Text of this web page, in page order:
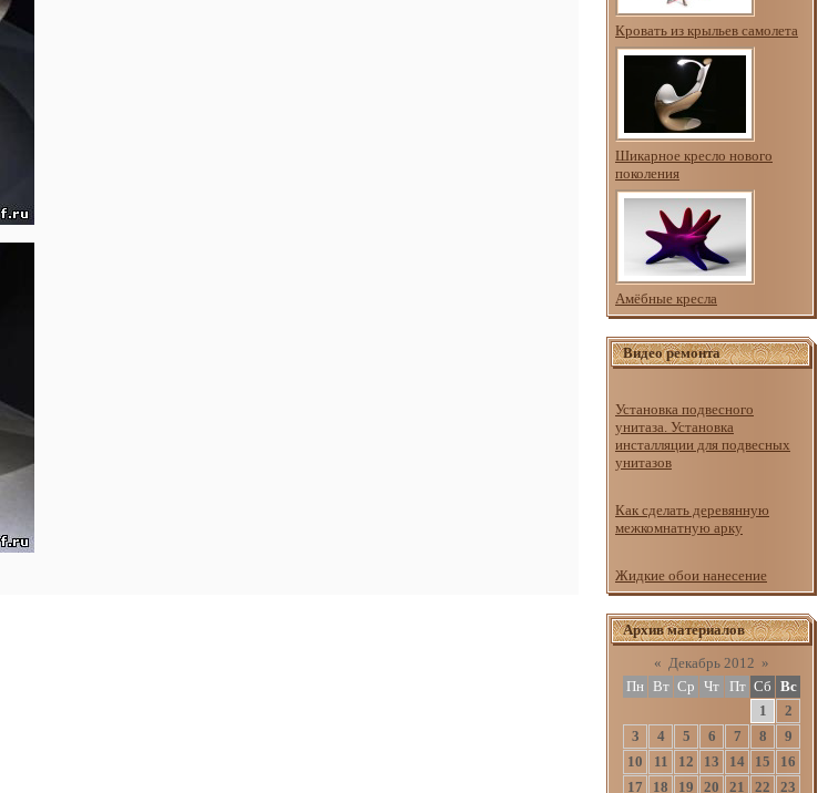
Кровать из крыльев самолета
Шикарное кресло нового
поколения
Амёбные кресла
Видео ремонта
Установка подвесного
унитаза. Установка
инсталляции для подвесных
унитазов
Как сделать деревянную
межкомнатную арку
Жидкие обои нанесение
Архив материалов
« Декабрь 2012 »
Пн Вт Ср Чт Пт Сб Вс
1
2
3
4 5 6 7 8
9
10
11 12 13 14 15
16
17
18 19 20 21 22
23